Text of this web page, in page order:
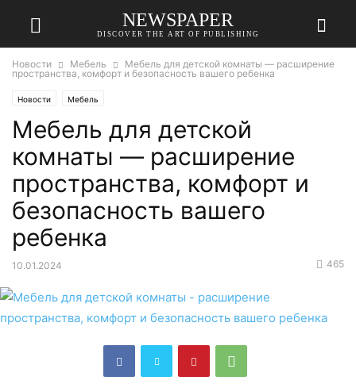
NEWSPAPER
DISCOVER THE ART OF PUBLISHING
Новости Мебель
Мебель для детской комнаты — расширение
пространства, комфорт и безопасность вашего ребенка
Новости Мебель
Мебель для детской
комнаты — расширение
пространства, комфорт и
безопасность вашего
ребенка
10.01.2024 465